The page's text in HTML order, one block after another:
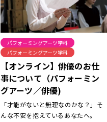
パフォーミングアーツ学科
パフォーミングアーツ学科
【オンライン】俳優のお仕
事について（パフォーミン
グアーツ／俳優)
「才能がないと無理なのかな？」そ
んな不安を抱えているあなたへ。